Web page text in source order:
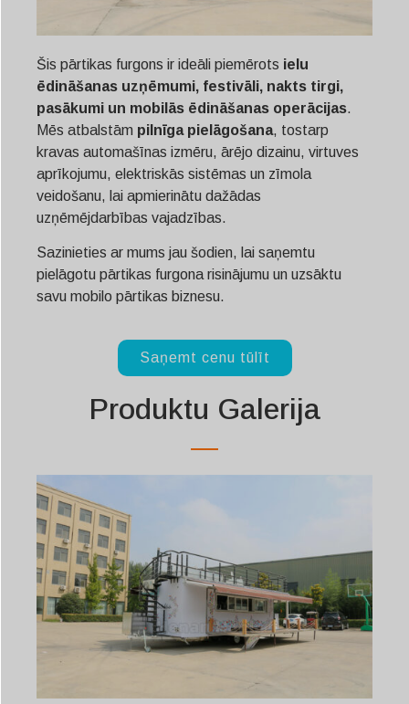
Šis pārtikas furgons ir ideāli piemērots ielu
ēdināšanas uzņēmumi, festivāli, nakts tirgi,
pasākumi un mobilās ēdināšanas operācijas.
Mēs atbalstām pilnīga pielāgošana, tostarp
kravas automašīnas izmēru, ārējo dizainu, virtuves
aprīkojumu, elektriskās sistēmas un zīmola
veidošanu, lai apmierinātu dažādas
uzņēmējdarbības vajadzības.
Sazinieties ar mums jau šodien, lai saņemtu
pielāgotu pārtikas furgona risinājumu un uzsāktu
savu mobilo pārtikas biznesu.
Saņemt cenu tūlīt
Produktu Galerija